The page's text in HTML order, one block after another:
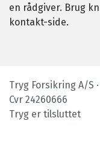
en rådgiver. Brug
kontakt-side.
Tryg Forsikring A/S
Cvr 24260666
Tryg er tilsluttet